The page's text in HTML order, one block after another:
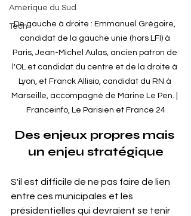
Amérique du Sud
Tech
De gauche à droite : Emmanuel Grégoire,
candidat de la gauche unie (hors LFI) à
Paris, Jean-Michel Aulas, ancien patron de
l'OL et candidat du centre et de la droite à
Lyon, et Franck Allisio, candidat du RN à
Marseille, accompagné de Marine Le Pen. |
Franceinfo, Le Parisien et France 24
Des enjeux propres mais
un enjeu stratégique
S'il est difficile de ne pas faire de lien
entre ces municipales et les
présidentielles qui devraient se tenir